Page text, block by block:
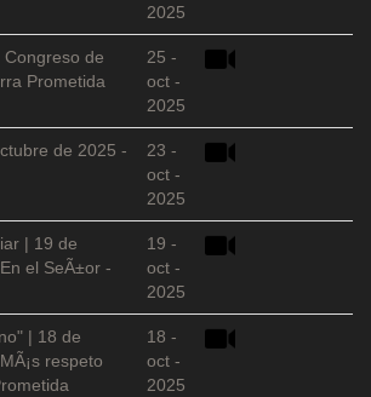
2025
de
Prometida
25 -
oct -
2025
de 2025 -
23 -
oct -
2025
| 19 de
el SeÃ±or -
19 -
oct -
2025
| 18 de
respeto
18 -
oct -
2025